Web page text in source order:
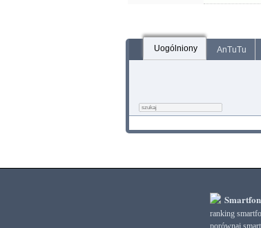
Uogólniony AnTuTu
ranking
porównaj